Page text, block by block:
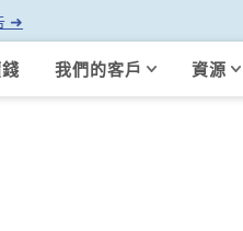
➜
我們的客戶 資源